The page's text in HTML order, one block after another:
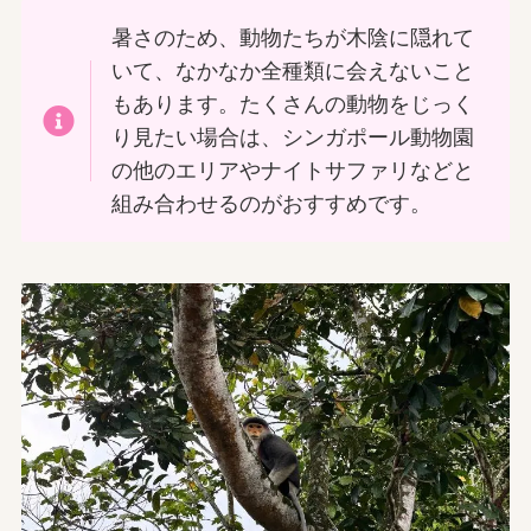
暑さのため、動物たちが木陰に隠れて
いて、なかなか全種類に会えないこと
もあります。たくさんの動物をじっく
り見たい場合は、シンガポール動物園
の他のエリアやナイトサファリなどと
組み合わせるのがおすすめです。